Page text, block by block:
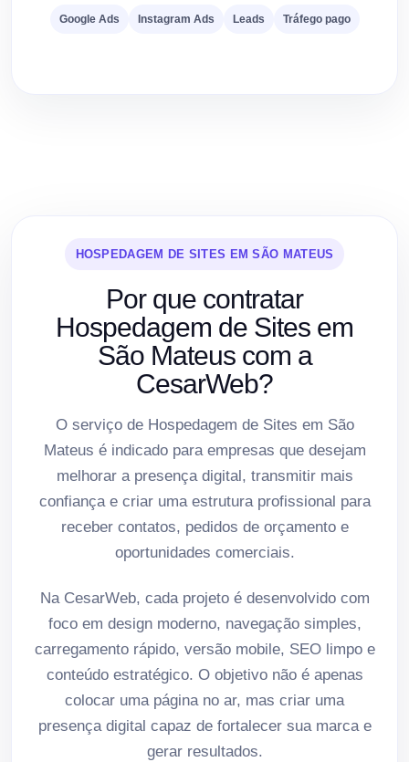
Google Ads Instagram Ads Leads Tráfego pago
HOSPEDAGEM DE SITES EM SÃO MATEUS
Por que contratar
Hospedagem de Sites em
São Mateus com a
CesarWeb?
O serviço de Hospedagem de Sites em São
Mateus é indicado para empresas que desejam
melhorar a presença digital, transmitir mais
confiança e criar uma estrutura profissional para
receber contatos, pedidos de orçamento e
oportunidades comerciais.
Na CesarWeb, cada projeto é desenvolvido com
foco em design moderno, navegação simples,
carregamento rápido, versão mobile, SEO limpo e
conteúdo estratégico. O objetivo não é apenas
colocar uma página no ar, mas criar uma
presença digital capaz de fortalecer sua marca e
gerar resultados.